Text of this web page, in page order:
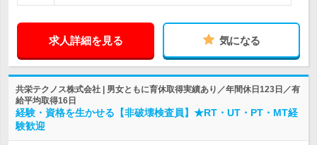
求人詳細を見る 気になる
共栄テクノス株式会社 | 男女ともに育休取得実績あり／年間休日123日／有
給平均取得16日
経験・資格を生かせる【非破壊検査員】★RT・UT・PT・MT経
験歓迎